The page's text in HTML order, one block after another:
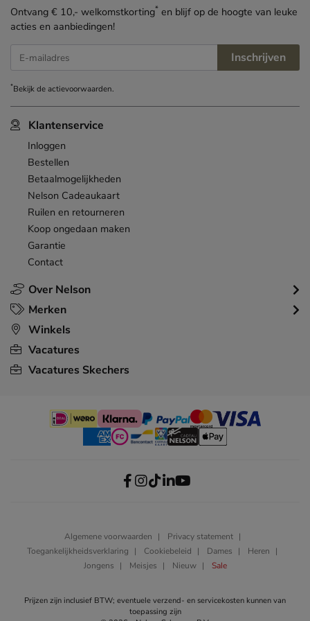
Over Nelson
Klantenservice
Inloggen
Bestellen
Betaalmogelijkheden
Nelson Cadeaukaart
Ruilen en retourneren
Koop ongedaan maken
Garantie
Contact
Merken
Winkels
Vacatures
Vacatures Skechers
Ontvang € 10,- welkomstkorting* en blijf op de hoogte van leuke
acties en aanbiedingen!
E-mailadres Inschrijven
*Bekijk deactievoorwaarden.
Algemene voorwaarden
Privacy statement
Toegankelijkheidsverklaring
Cookiebeleid Dames
Heren
Jongens
Meisjes Nieuw Sale
Prijzen zijn inclusief BTW; eventuele verzend- en servicekosten kunnen van
toepassing zijn